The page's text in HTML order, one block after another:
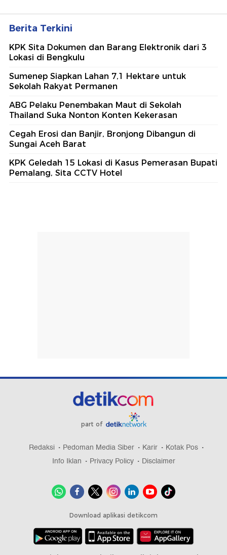
Berita Terkini
KPK Sita Dokumen dan Barang Elektronik dari 3
Lokasi di Bengkulu
Sumenep Siapkan Lahan 7,1 Hektare untuk
Sekolah Rakyat Permanen
ABG Pelaku Penembakan Maut di Sekolah
Thailand Suka Nonton Konten Kekerasan
Cegah Erosi dan Banjir, Bronjong Dibangun di
Sungai Aceh Barat
KPK Geledah 15 Lokasi di Kasus Pemerasan Bupati
Pemalang, Sita CCTV Hotel
part of
Redaksi Pedoman Media Siber Karir
Kotak Pos
Info Iklan
Privacy Policy Disclaimer
Download aplikasi detikcom